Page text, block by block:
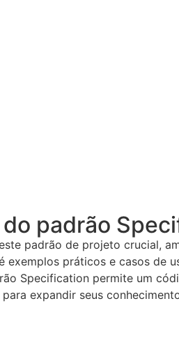
padrão
padrão de projeto crucial,
exemplos práticos e casos
Specification permite um
expandir seus